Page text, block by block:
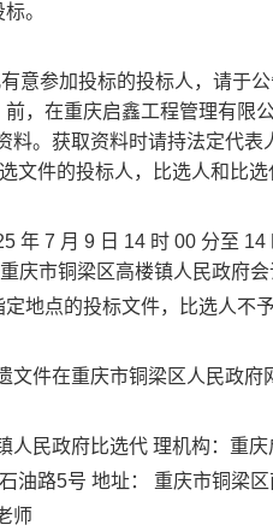
。
意参加投标的投标人，请于
前，在重庆启鑫工程管理有
料。获取资料时请持法定代
文件的投标人，比选人和比
年 7 月 9 日 14 时 00 分至 14
庆市铜梁区高楼镇人民政府
地点的投标文件，比选人不
文件在重庆市铜梁区人民政府
人民政府比选代 理机构：重
油路5号 地址： 重庆市铜梁
师